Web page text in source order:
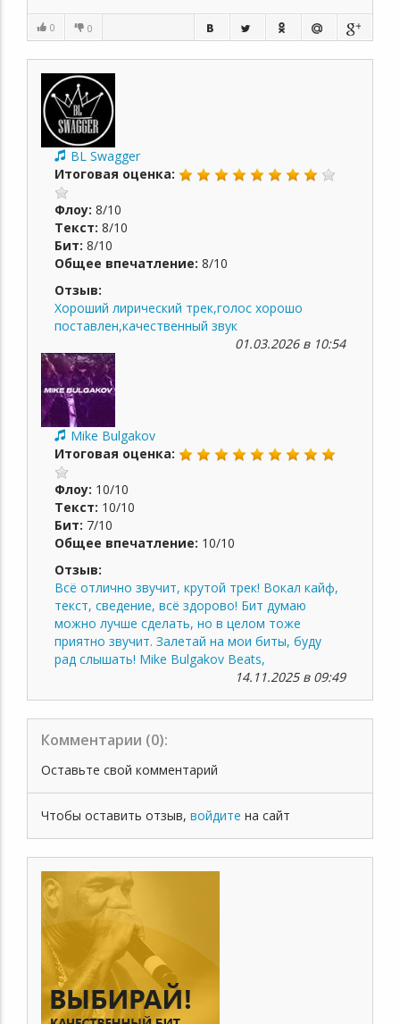
0 0
BL Swagger
Итоговая оценка:
Флоу: 8/10
Текст: 8/10
Бит: 8/10
Общее впечатление: 8/10
Отзыв:
Хороший лирический трек,голос хорошо
поставлен,качественный звук
01.03.2026 в 10:54
Mike Bulgakov
Итоговая оценка:
Флоу: 10/10
Текст: 10/10
Бит: 7/10
Общее впечатление: 10/10
Отзыв:
Всё отлично звучит, крутой трек! Вокал кайф,
текст, сведение, всё здорово! Бит думаю
можно лучше сделать, но в целом тоже
приятно звучит. Залетай на мои биты, буду
рад слышать! Mike Bulgakov Beats,
14.11.2025 в 09:49
Комментарии (0):
Оставьте свой комментарий
Чтобы оставить отзыв, войдите на сайт